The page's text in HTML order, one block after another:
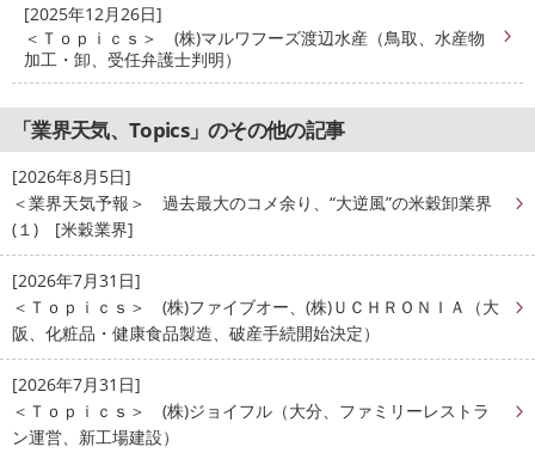
[2025年12月26日]
＜Ｔｏｐｉｃｓ＞ (株)マルワフーズ渡辺水産（鳥取、水産物
加工・卸、受任弁護士判明）
「業界天気、Topics」のその他の記事
[2026年8月5日]
＜業界天気予報＞ 過去最大のコメ余り、“大逆風”の米穀卸業界
(１) [米穀業界]
[2026年7月31日]
＜Ｔｏｐｉｃｓ＞ (株)ファイブオー、(株)ＵＣＨＲＯＮＩＡ（大
阪、化粧品・健康食品製造、破産手続開始決定）
[2026年7月31日]
＜Ｔｏｐｉｃｓ＞ (株)ジョイフル（大分、ファミリーレストラ
ン運営、新工場建設）